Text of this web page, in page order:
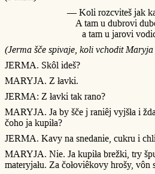
— Koli rozcviteš jak
A tam u dubrovi
a tam u jarovi
(Jerma šče spivaje, koli vchodit Maryja
JERMA. Skôl ideš?
MARYJA. Z łavki.
JERMA: Z łavki tak rano?
MARYJA. Ja by šče j raniêj vyjšła i
čoho ja kupiła?
JERMA. Kavy na snedanie, cukru i
MARYJA. Nie. Ja kupiła brežki, try
materyjału. Za čołoviêkovy hrošy, vôn